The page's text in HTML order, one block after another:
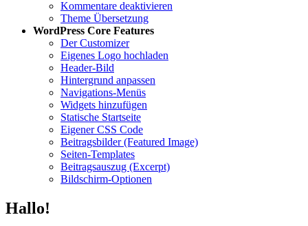
Kommentare deaktivieren
Theme Übersetzung
WordPress Core Features
Der Customizer
Eigenes Logo hochladen
Header-Bild
Hintergrund anpassen
Navigations-Menüs
Widgets hinzufügen
Statische Startseite
Eigener CSS Code
Beitragsbilder (Featured Image)
Seiten-Templates
Beitragsauszug (Excerpt)
Bildschirm-Optionen
Hallo!